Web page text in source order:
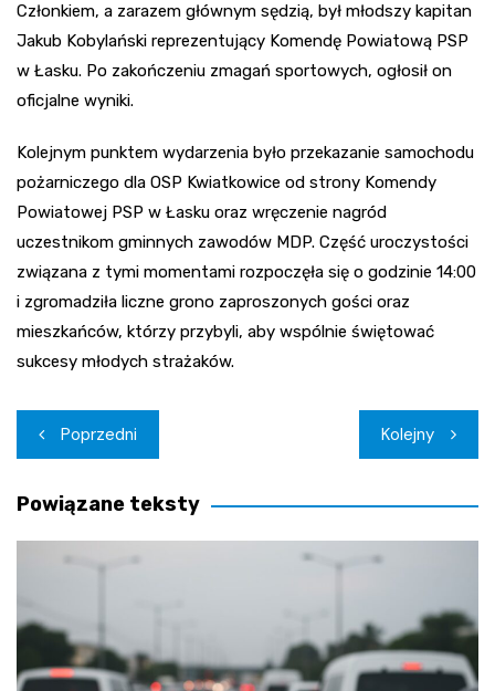
Członkiem, a zarazem głównym sędzią, był młodszy kapitan
Jakub Kobylański reprezentujący Komendę Powiatową PSP
w Łasku. Po zakończeniu zmagań sportowych, ogłosił on
oficjalne wyniki.
Kolejnym punktem wydarzenia było przekazanie samochodu
pożarniczego dla OSP Kwiatkowice od strony Komendy
Powiatowej PSP w Łasku oraz wręczenie nagród
uczestnikom gminnych zawodów MDP. Część uroczystości
związana z tymi momentami rozpoczęła się o godzinie 14:00
i zgromadziła liczne grono zaproszonych gości oraz
mieszkańców, którzy przybyli, aby wspólnie świętować
sukcesy młodych strażaków.
Nawigacja
wpisu
Poprzedni Kolejny
Powiązane teksty